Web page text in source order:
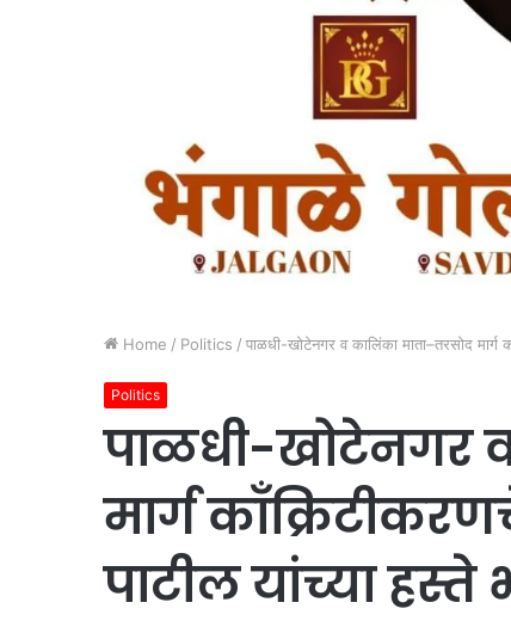
Home / Politics / पाळधी-खोटेनगर व कालिंका माता–तरसोद
Politics
पाळधी-खोटेनगर
मार्ग
पाटील यांच्या